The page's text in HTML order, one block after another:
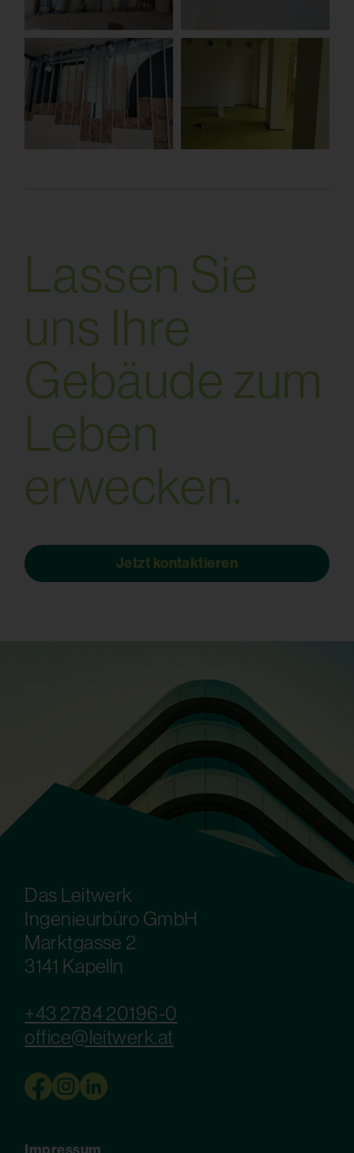
Lassen Sie
uns Ihre
Gebäude zum
Leben
erwecken.
Jetzt kontaktieren
Das Leitwerk
Ingenieurbüro GmbH
Marktgasse 2
3141 Kapelln
+43 2784 20196-0
office@leitwerk.at
Impressum